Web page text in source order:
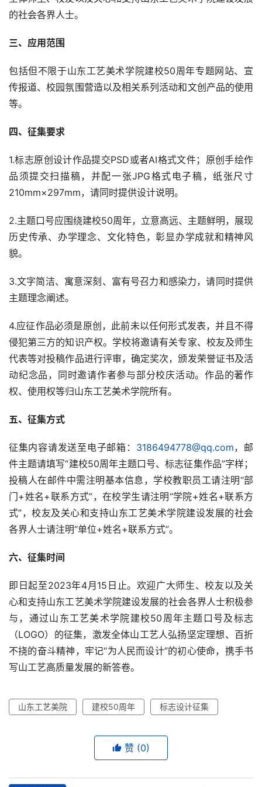
页
资
讯
平
空
的社会各界人士。
三、应用范围
包括但不限于山东工艺美术学院建校50周年专题网站、宣
传报道、校园氛围营造以及相关系列活动和文创产品的使用
等。
四、征集要求
1.标志原创设计作品提交PSD或者AI格式文件；原创手绘作
品须提交扫描稿，并配一张JPG格式电子稿，纸张尺寸
210mm×297mm，请同时提供设计说明。
2.主题口号应围绕建校50周年，立意高远、主题鲜明，展现
历史传承、办学理念、文化特色，彰显办学成就和精神风
貌。
3.文字简洁、寓意深刻、富有号召力和感染力，请同时提供
主题理念阐述。
4.应征作品必须是原创，此前未以任何形式发表，并且不得
侵犯第三方的知识产权。学校将邀请有关专家、校友及师生
代表等对投稿作品进行评审，确定奖次，颁发荣誉证书及活
动纪念品，同时邀请作者参与部分校庆活动。作品的著作
权、使用权等归山东工艺美术学院所有。
五、征集方式
征集内容请发送至电子邮箱： 3186494778@qq.com，邮
件主题请填写“建校50周年主题口号、标志征集作品”字样；
投稿人在邮件中需注明基本信息，学校教职员工请注明“部
门+姓名+联系方式”，在校学生请注明“学院+姓名+联系方
式”，校友及关心和支持山东工艺美术学院建设发展的社会
各界人士请注明“单位+姓名+联系方式”。
六、征集时间
即日起至2023年4月15日止。欢迎广大师生、校友以及关
心和支持山东工艺美术学院建设发展的社会各界人士积极参
与，通过山东工艺美术学院建校50周年主题口号及标志
（LOGO）的征集，激发全体山工艺人弘扬坚定理想、百折
不挠的奋斗精神，牢记“为人民而设计”的初心使命，携手书
写山工艺高质量发展的新答卷。
山东工艺美院 建校50周年 标志设计征集
赞 (0)